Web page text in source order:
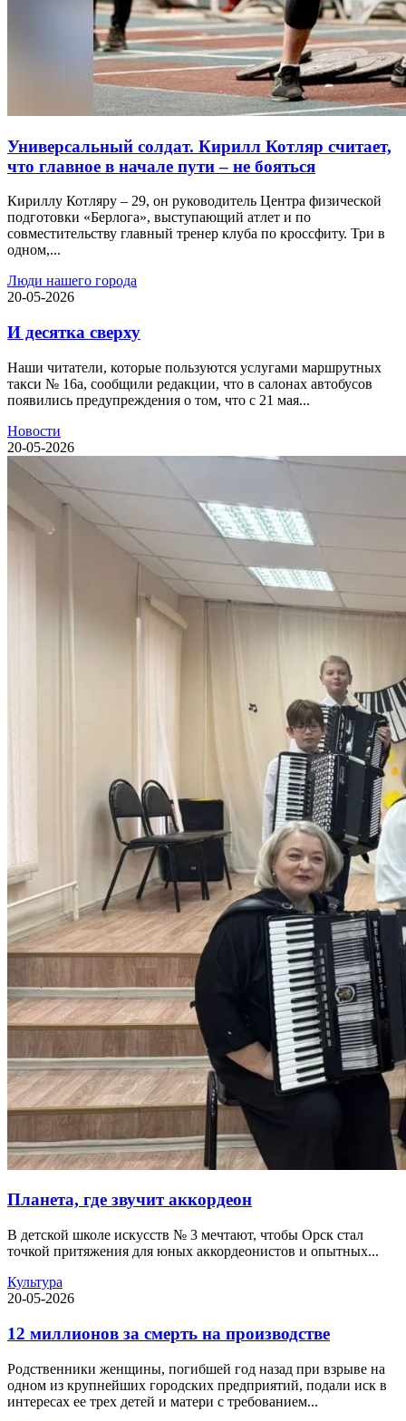
Универсальный солдат. Кирилл Котляр считает,
что главное в начале пути – не бояться
Кириллу Котляру – 29, он руководитель Центра физической
подготовки «Берлога», выступающий атлет и по
совместительству главный тренер клуба по кроссфиту. Три в
одном,...
Люди нашего города
20-05-2026
И десятка сверху
Наши читатели, которые пользуются услугами маршрутных
такси № 16а, сообщили редакции, что в салонах автобусов
появились предупреждения о том, что с 21 мая...
Новости
20-05-2026
Планета, где звучит аккордеон
В детской школе искусств № 3 мечтают, чтобы Орск стал
точкой притяжения для юных аккордеонистов и опытных...
Культура
20-05-2026
12 миллионов за смерть на производстве
Родственники женщины, погибшей год назад при взрыве на
одном из крупнейших городских предприятий, подали иск в
интересах ее трех детей и матери с требованием...